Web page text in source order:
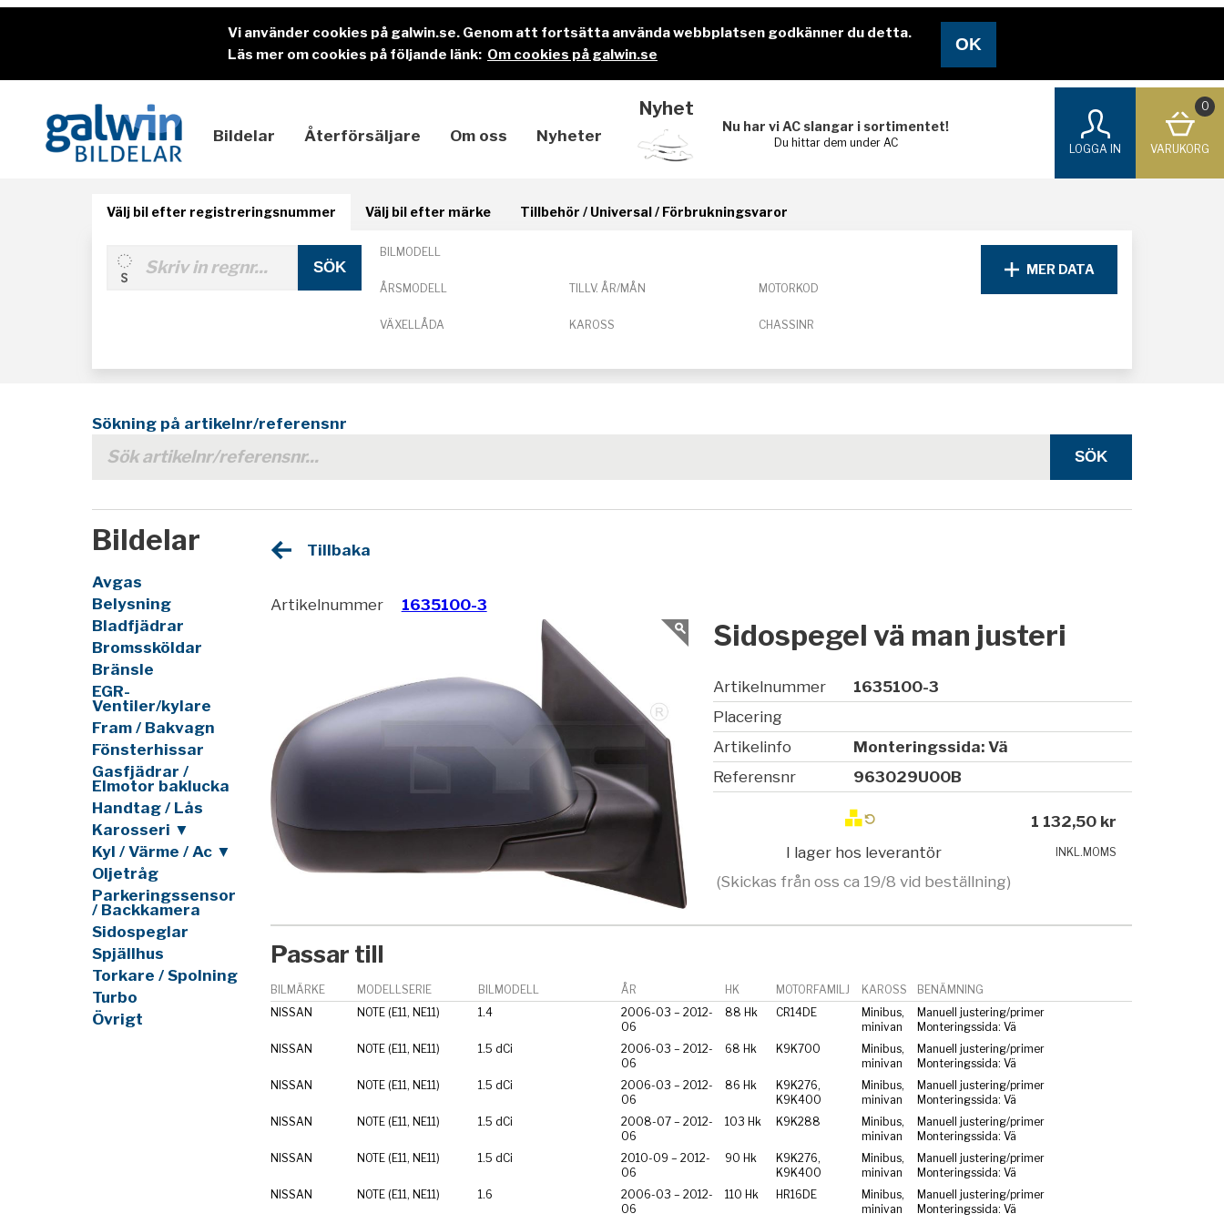
Vi använder cookies på galwin.se. Genom att fortsätta använda webbplatsen godkänner du detta.
Läs mer om cookies på följande länk: Om cookies på galwin.se
Bildelar Återförsäljare Om oss Nyheter
Nyhet
Nu har vi AC slangar i sortimentet!
Du hittar dem under AC
LOGGA IN
0
VARUKORG
Välj bil efter registreringsnummer Välj bil efter märke Tillbehör / Universal / Förbrukningsvaror
BILMODELL
ÅRSMODELL TILLV. ÅR/MÅN MOTORKOD
VÄXELLÅDA KAROSS CHASSINR
MER DATA
Sökning på artikelnr/referensnr
Bildelar
Avgas
Belysning
Bladfjädrar
Bromssköldar
Bränsle
EGR-
Ventiler/kylare
Fram / Bakvagn
Fönsterhissar
Gasfjädrar /
Elmotor baklucka
Handtag / Lås
Karosseri ▼
Kyl / Värme / Ac ▼
Oljetråg
Parkeringssensor
/ Backkamera
Sidospeglar
Spjällhus
Torkare / Spolning
Turbo
Övrigt
Tillbaka
Artikelnummer 1635100-3
Sidospegel vä man justeri
Artikelnummer
1635100-3
Placering
Artikelinfo
Monteringssida: Vä
Referensnr
963029U00B
I lager hos leverantör
(Skickas från oss ca 19/8 vid beställning)
1 132,50 kr
INKL.MOMS
Passar till
BILMÄRKE MODELLSERIE BILMODELL ÅR HK MOTORFAMILJ KAROSS
BENÄMNING
NISSAN
NOTE (E11, NE11) 1.4
2006-03 – 2012-
06
88 Hk CR14DE
Minibus,
minivan
Manuell justering/primer
Monteringssida: Vä
NISSAN
NOTE (E11, NE11) 1.5 dCi
2006-03 – 2012-
06
68 Hk K9K700
Minibus,
minivan
Manuell justering/primer
Monteringssida: Vä
NISSAN
NOTE (E11, NE11) 1.5 dCi
2006-03 – 2012-
06
86 Hk
K9K276,
K9K400
Minibus,
minivan
Manuell justering/primer
Monteringssida: Vä
NISSAN
NOTE (E11, NE11) 1.5 dCi
2008-07 – 2012-
06
103 Hk K9K288
Minibus,
minivan
Manuell justering/primer
Monteringssida: Vä
NISSAN
NOTE (E11, NE11) 1.5 dCi
2010-09 – 2012-
06
90 Hk
K9K276,
K9K400
Minibus,
minivan
Manuell justering/primer
Monteringssida: Vä
NISSAN
NOTE (E11, NE11) 1.6
2006-03 – 2012-
06
110 Hk HR16DE
Minibus,
minivan
Manuell justering/primer
Monteringssida: Vä